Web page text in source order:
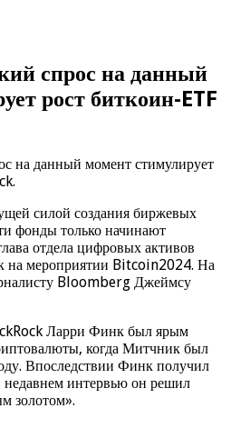
спрос на данный
рост биткоин-ETF
силой создания биржевых
фонды только начинают
отдела цифровых активов
на мероприятии Bitcoin2024. На
Bloomberg Джеймсу
Ларри Финк был ярым
когда Митчник был
Впоследствии Финк получил
недавнем интервью он решил
золотом».